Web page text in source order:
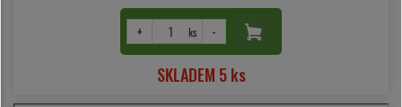
+ ks -
SKLADEM 5 ks